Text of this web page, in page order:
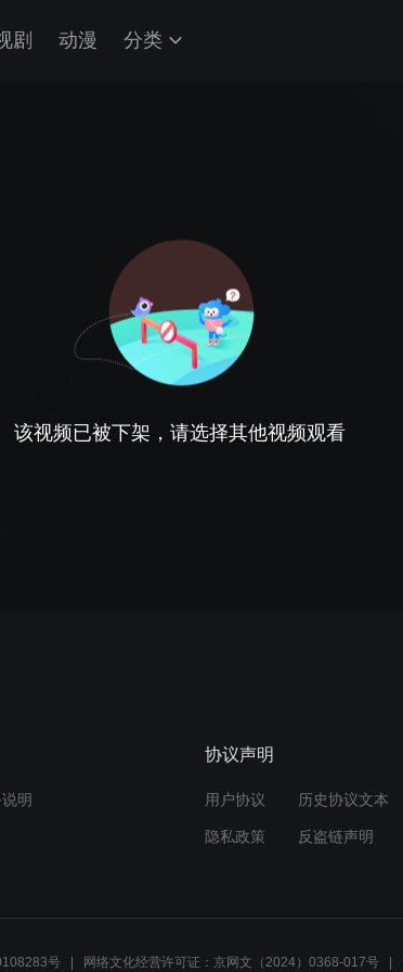
剧 动漫 分类
该视频已被下架，请选择其他视频观看
明
协议声明
用户协议 历史协议文本
隐私政策 反盗链声明
号 网络文化经营许可证：京网文（2024）0368-017号